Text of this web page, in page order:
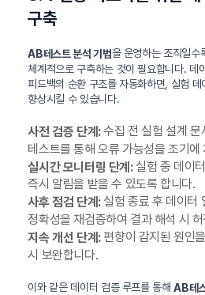
구축
AB테스트 분석 기법을 운영하는 조직일수
체계적으로 구축하는 것이 필요합니다.
피드백의 순환 구조를 자동화하면, 실험
향상시킬 수 있습니다.
사전 검증 단계:수집 전 실험 설계 문
테스트를 통해 오류 가능성을 조기에
실시간 모니터링 단계:실험 중 데이
즉시 알림을 받을 수 있도록 합니다.
사후 점검 단계:실험 종료 후 데이터
정확성을 재검증하여 결과 해석 시
지속 개선 단계:편향이 감지된 원인
시 보완합니다.
이와 같은 데이터 검증 루프를 통해 AB테